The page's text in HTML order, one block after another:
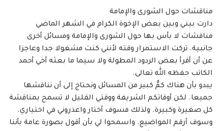
مناقشات حول الشورى والإمامة ‏
دارت بيني وبين بعض الإخوة الكرام في الشهر الماضي
مناقشات لا بأس بها حول الشورى ‏والإمامة ومسائل أخرى
جانبية. تركت الاستمرار وقته لأنني كنت مشغولا جدا وعاجزا
عن أن ‏أقرأ بعض الردود المطولة ولا سيما ما بعثه أخي أحمد
الكاتب حفظه الله تعالى. ‏
يبدو بأن هناك كمٌّ كبير من المسائل ونحتاج إلى أن نناقشها
جميعا. لكن أوقاتكم الشريفة ‏ووقتي القليل لا تسمح بمناقشة
كل صغيرة وكبيرة. ولذلك فسوف أختار واعذروني في اختياري.
‏وسوف أرقم المواضيع. واسمحوا لي بأن أقول بصورة عامة بأننا